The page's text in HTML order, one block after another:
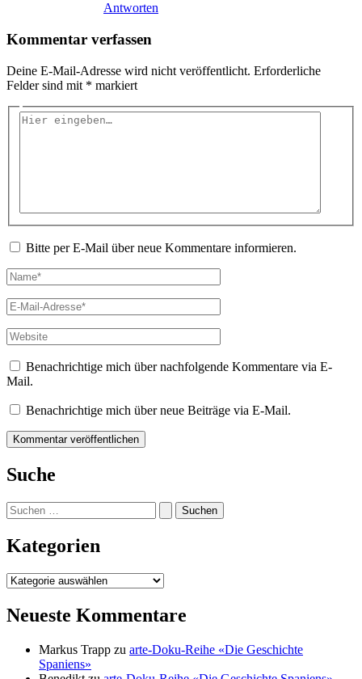
Antworten
Kommentar verfassen
Deine E-Mail-Adresse wird nicht veröffentlicht. Erforderliche
Felder sind mit * markiert
Hier
Bitte per E-Mail über neue Kommentare informieren.
Name*
E-
Mail-
Adresse*
Website
Benachrichtige mich über nachfolgende Kommentare via E-
Mail.
Benachrichtige mich über neue Beiträge via E-Mail.
Suche
Suchen
nach:
Kategorien
Kategorien
Neueste Kommentare
Markus Trapp zu arte-Doku-Reihe «Die Geschichte
Spaniens»